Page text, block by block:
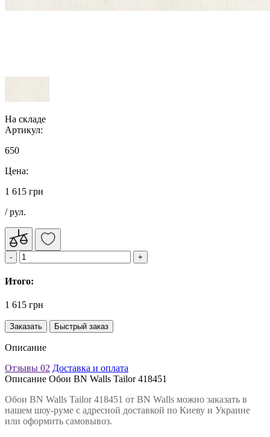
На складе
Артикул:
650
Цена:
1 615 грн
/ рул.
Итого:
1 615 грн
Заказать Быстрый заказ
Описание
Отзывы 02 Доставка и оплата
Описание Обои BN Walls Tailor 418451
Обои BN Walls Tailor 418451 от BN Walls можно заказать в
нашем шоу-руме с адресной доставкой по Киеву и Украине
или оформить самовывоз.